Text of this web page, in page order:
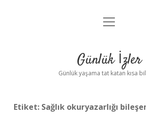
Anasayfa
Yasal Uyarı
menüyü
Günlük İzler
Günlük yaşama tat katan kısa
Etiket: Sağlık okuryazarlığı